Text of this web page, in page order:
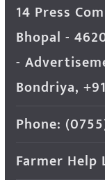
14 Press
Bhopal -
-
Bondriya,
Phone:
Farmer Help